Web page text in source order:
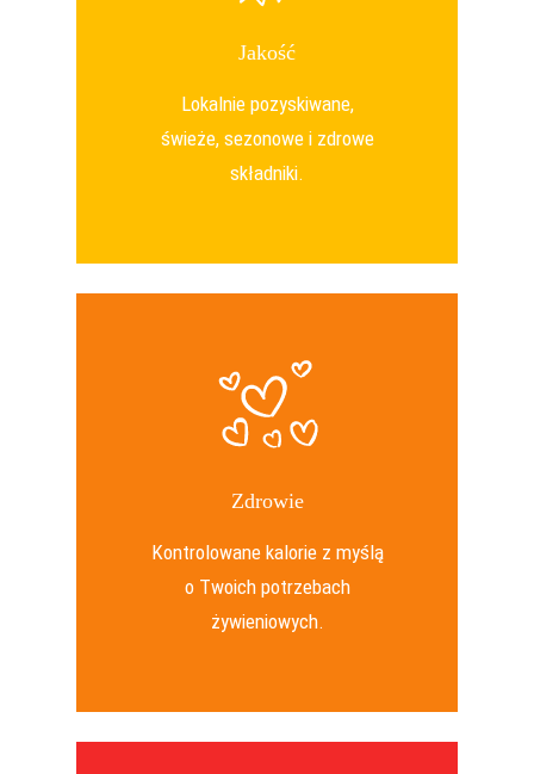
Jakość
Lokalnie pozyskiwane,
świeże, sezonowe i zdrowe
składniki.
Zdrowie
Kontrolowane kalorie z myślą
o Twoich potrzebach
żywieniowych.